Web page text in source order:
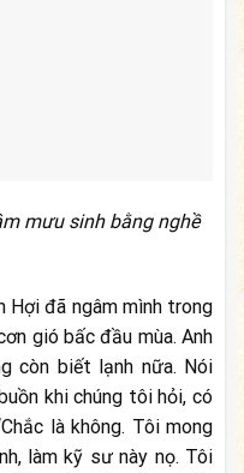
mưu sinh bằng nghề
Hợi đã ngâm mình trong
gió bấc đầu mùa. Anh
còn biết lạnh nữa. Nói
khi chúng tôi hỏi, có
là không. Tôi mong
làm kỹ sư này nọ. Tôi